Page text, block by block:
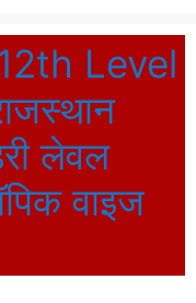
Level
लेवल
वाइज